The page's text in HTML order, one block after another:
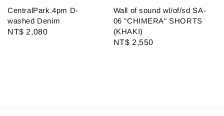
CentralPark.4pm D-
washed Denim
Regular
NT$ 2,080
Wall of sound wl/of/sd SA-
06 "CHIMERA" SHORTS
(KHAKI)
Regular
NT$ 2,550